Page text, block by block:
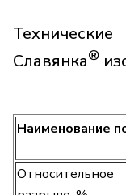
Славянка®
Наименование